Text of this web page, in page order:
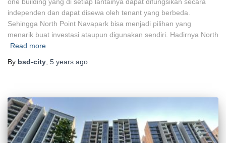
independen dan dapat disewa oleh tenant yang berbeda.
Sehingga North Point Navapark bisa menjadi pilihan yang
menarik buat investasi ataupun digunakan sendiri. Hadirnya North
Read more
By bsd-city 5 years ago